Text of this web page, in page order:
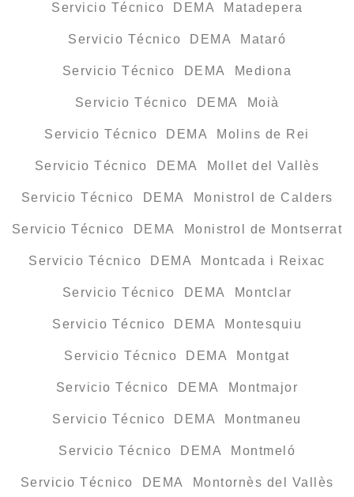
Servicio Técnico DEMA Matadepera
Servicio Técnico DEMA Mataró
Servicio Técnico DEMA Mediona
Servicio Técnico DEMA Moià
Servicio Técnico DEMA Molins de Rei
Servicio Técnico DEMA Mollet del Vallès
Servicio Técnico DEMA Monistrol de Calders
Servicio Técnico DEMA Monistrol de Montserrat
Servicio Técnico DEMA Montcada i Reixac
Servicio Técnico DEMA Montclar
Servicio Técnico DEMA Montesquiu
Servicio Técnico DEMA Montgat
Servicio Técnico DEMA Montmajor
Servicio Técnico DEMA Montmaneu
Servicio Técnico DEMA Montmeló
Servicio Técnico DEMA Montornès del Vallès